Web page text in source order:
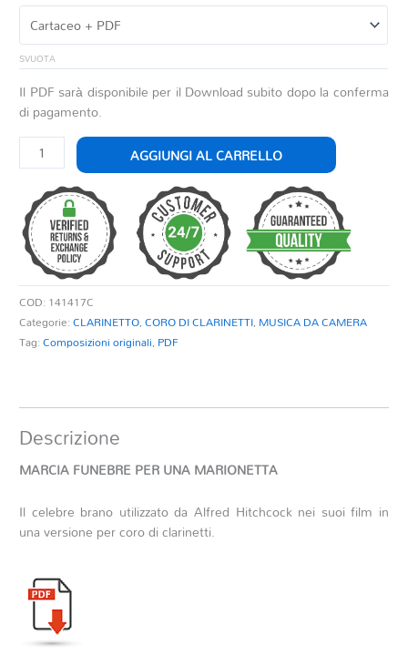
SVUOTA
Il PDF sarà disponibile per il Download subito dopo la conferma
di pagamento.
MARCIA
FUNEBRE
UNA
MARIONETTA
quantità
AGGIUNGI AL CARRELLO
COD: 141417C
Categorie:CLARINETTO,CORO DI CLARINETTI, MUSICA DA CAMERA
Tag:Composizioni originali, PDF
Descrizione
MARCIA FUNEBRE PER UNA MARIONETTA
Il celebre brano utilizzato da Alfred Hitchcock nei suoi film in
una versione per coro di clarinetti.